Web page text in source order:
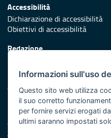
Accessibilità
Dichiarazione di accessibilità
Obiettivi di accessibilità
Redazione
Protezione civile
Vai al sito di Protezione Civile
Iniziativa finanziata con
Asse XI
Informazioni sull'uso
Questo sito web utilizza
il suo corretto
per fornire servizi erogati
ultimi saranno impostati